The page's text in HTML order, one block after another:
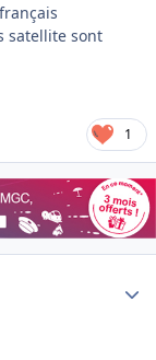
satellite sont
1